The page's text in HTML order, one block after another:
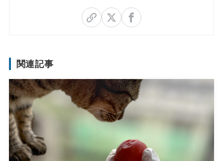
関連記事